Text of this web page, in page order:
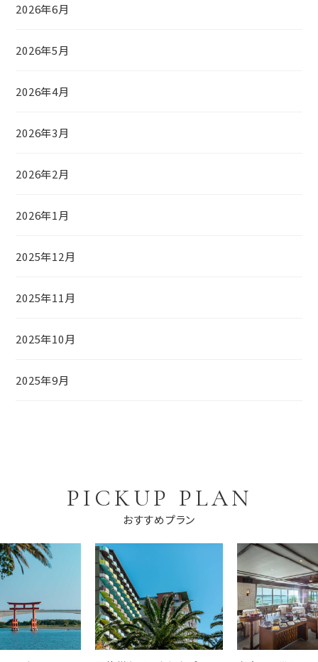
2026年6月
2026年5月
2026年4月
2026年3月
2026年2月
2026年1月
2025年12月
2025年11月
2025年10月
2025年9月
PICKUP PLAN
おすすめプラン